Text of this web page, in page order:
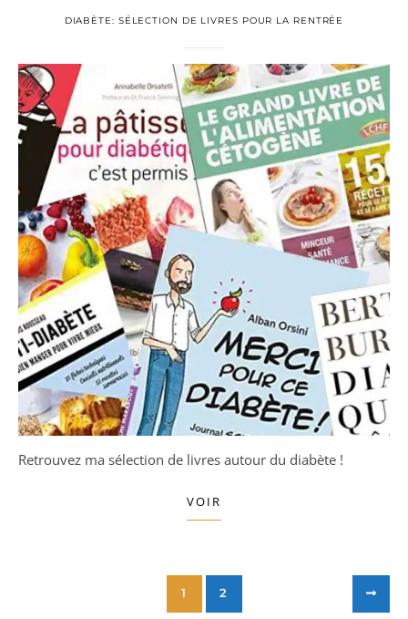
DIABÈTE: SÉLECTION DE LIVRES POUR LA RENTRÉE
Retrouvez ma sélection de livres autour du diabète !
VOIR
1 2